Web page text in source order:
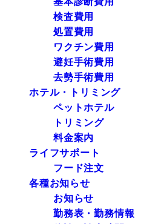
検査費用
処置費用
ワクチン費用
避妊手術費用
去勢手術費用
ホテル・トリミング
ペットホテル
トリミング
料金案内
ライフサポート
フード注文
各種お知らせ
お知らせ
勤務表・勤務情報